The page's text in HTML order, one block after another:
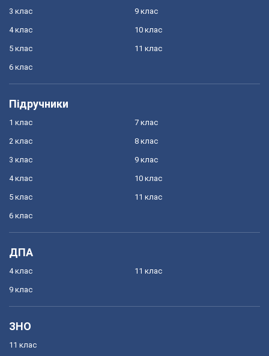
3 клас
4 клас
5 клас
6 клас
9 клас
10 клас
11 клас
Підручники
1 клас
2 клас
3 клас
4 клас
5 клас
6 клас
7 клас
8 клас
9 клас
10 клас
11 клас
ДПА
4 клас
9 клас
11 клас
ЗНО
11 клас